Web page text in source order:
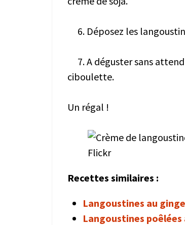
6. Déposez les
7. A déguster sans
ciboulette.
Un régal !
Flickr
Recettes similaires :
Langoustines au
Langoustines poêlées